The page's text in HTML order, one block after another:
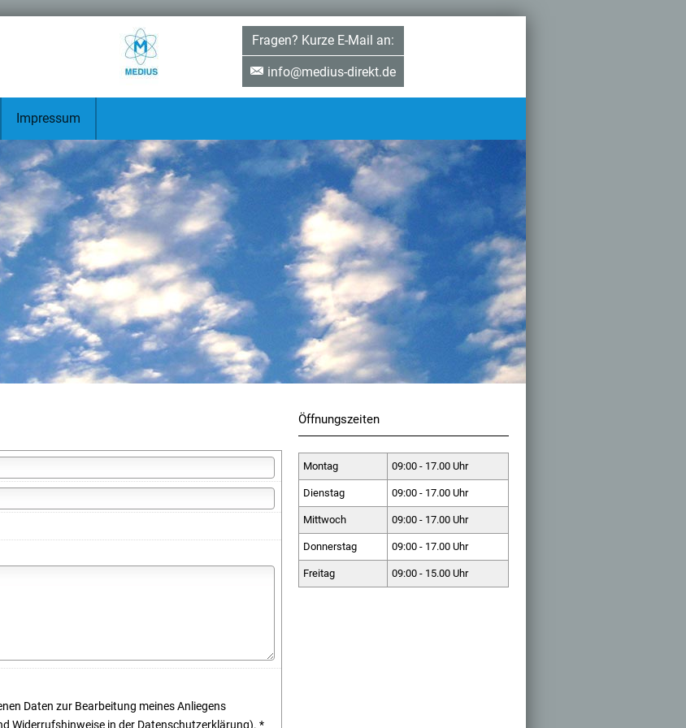
Impressum
Fragen? Kurze E-Mail an:
info@medius-direkt.de
Öffnungszeiten
Montag 09:00 - 17.00 Uhr
Dienstag 09:00 - 17.00 Uhr
Mittwoch 09:00 - 17.00 Uhr
Donnerstag 09:00 - 17.00 Uhr
Freitag 09:00 - 15.00 Uhr
Daten zur Bearbeitung meines Anliegens
Widerrufshinweise in der Datenschutzerklärung). *